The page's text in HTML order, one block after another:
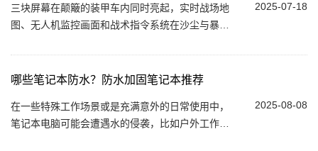
2025-07-18
三块屏幕在颠簸的装甲车内同时亮起，实时战场地
图、无人机监控画面和战术指令系统在沙尘与暴雨
赋予的全景式决策力。 01 设计理念：为战场指...
哪些笔记本防水？防水加固笔记本推荐
2025-08-08
在一些特殊工作场景或是充满意外的日常使用中，
笔记本电脑可能会遭遇水的侵袭，比如户外工作突